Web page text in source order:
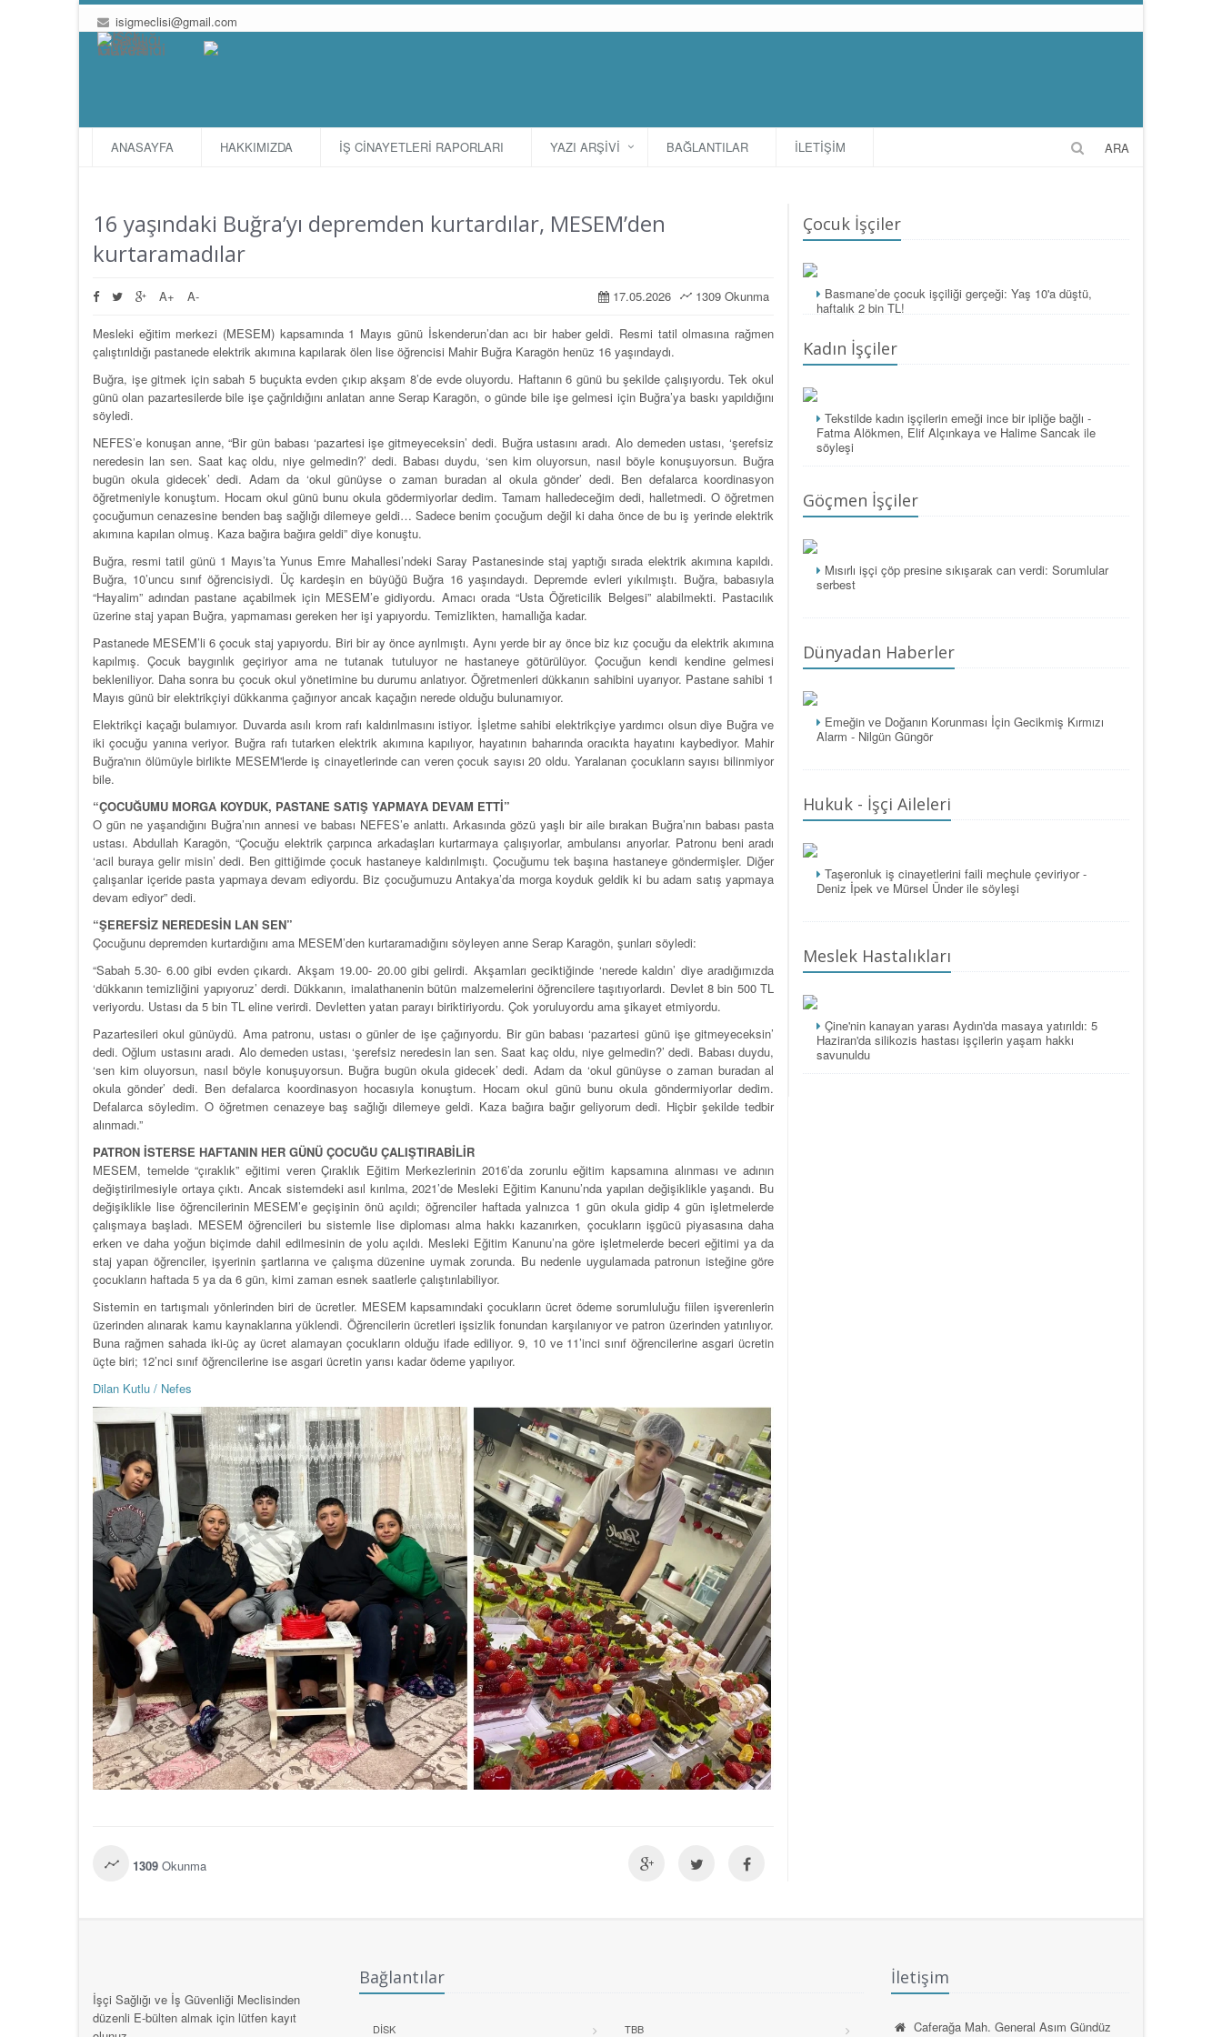
isigmeclisi@gmail.com
ANASAYFA HAKKIMIZDA İŞ CİNAYETLERİ RAPORLARI YAZI ARŞİVİ BAĞLANTILAR İLETİŞİM ARA
16 yaşındaki Buğra’yı depremden kurtardılar, MESEM’den
kurtaramadılar
1309 Okunma
17.05.2026
A+ A-
Mesleki eğitim merkezi (MESEM) kapsamında 1 Mayıs günü İskenderun’dan acı bir haber geldi. Resmi tatil olmasına rağmen
çalıştırıldığı pastanede elektrik akımına kapılarak ölen lise öğrencisi Mahir Buğra Karagön henüz 16 yaşındaydı.
Buğra, işe gitmek için sabah 5 buçukta evden çıkıp akşam 8’de evde oluyordu. Haftanın 6 günü bu şekilde çalışıyordu. Tek okul
günü olan pazartesilerde bile işe çağrıldığını anlatan anne Serap Karagön, o günde bile işe gelmesi için Buğra’ya baskı yapıldığını
söyledi.
NEFES’e konuşan anne, “Bir gün babası ‘pazartesi işe gitmeyeceksin’ dedi. Buğra ustasını aradı. Alo demeden ustası, ‘şerefsiz
neredesin lan sen. Saat kaç oldu, niye gelmedin?’ dedi. Babası duydu, ‘sen kim oluyorsun, nasıl böyle konuşuyorsun. Buğra
bugün okula gidecek’ dedi. Adam da ‘okul günüyse o zaman buradan al okula gönder’ dedi. Ben defalarca koordinasyon
öğretmeniyle konuştum. Hocam okul günü bunu okula gödermiyorlar dedim. Tamam halledeceğim dedi, halletmedi. O öğretmen
çocuğumun cenazesine benden baş sağlığı dilemeye geldi… Sadece benim çocuğum değil ki daha önce de bu iş yerinde elektrik
akımına kapılan olmuş. Kaza bağıra bağıra geldi” diye konuştu.
Buğra, resmi tatil günü 1 Mayıs’ta Yunus Emre Mahallesi’ndeki Saray Pastanesinde staj yaptığı sırada elektrik akımına kapıldı.
Buğra, 10’uncu sınıf öğrencisiydi. Üç kardeşin en büyüğü Buğra 16 yaşındaydı. Depremde evleri yıkılmıştı. Buğra, babasıyla
“Hayalim” adından pastane açabilmek için MESEM’e gidiyordu. Amacı orada “Usta Öğreticilik Belgesi” alabilmekti. Pastacılık
üzerine staj yapan Buğra, yapmaması gereken her işi yapıyordu. Temizlikten, hamallığa kadar.
Pastanede MESEM’li 6 çocuk staj yapıyordu. Biri bir ay önce ayrılmıştı. Aynı yerde bir ay önce biz kız çocuğu da elektrik akımına
kapılmış. Çocuk baygınlık geçiriyor ama ne tutanak tutuluyor ne hastaneye götürülüyor. Çocuğun kendi kendine gelmesi
bekleniliyor. Daha sonra bu çocuk okul yönetimine bu durumu anlatıyor. Öğretmenleri dükkanın sahibini uyarıyor. Pastane sahibi 1
Mayıs günü bir elektrikçiyi dükkanma çağırıyor ancak kaçağın nerede olduğu bulunamıyor.
Elektrikçi kaçağı bulamıyor. Duvarda asılı krom rafı kaldırılmasını istiyor. İşletme sahibi elektrikçiye yardımcı olsun diye Buğra ve
iki çocuğu yanına veriyor. Buğra rafı tutarken elektrik akımına kapılıyor, hayatının baharında oracıkta hayatını kaybediyor. Mahir
Buğra'nın ölümüyle birlikte MESEM'lerde iş cinayetlerinde can veren çocuk sayısı 20 oldu. Yaralanan çocukların sayısı bilinmiyor
bile.
“ÇOCUĞUMU MORGA KOYDUK, PASTANE SATIŞ YAPMAYA DEVAM ETTİ”
O gün ne yaşandığını Buğra’nın annesi ve babası NEFES’e anlattı. Arkasında gözü yaşlı bir aile bırakan Buğra’nın babası pasta
ustası. Abdullah Karagön, “Çocuğu elektrik çarpınca arkadaşları kurtarmaya çalışıyorlar, ambulansı arıyorlar. Patronu beni aradı
‘acil buraya gelir misin’ dedi. Ben gittiğimde çocuk hastaneye kaldırılmıştı. Çocuğumu tek başına hastaneye göndermişler. Diğer
çalışanlar içeride pasta yapmaya devam ediyordu. Biz çocuğumuzu Antakya’da morga koyduk geldik ki bu adam satış yapmaya
devam ediyor” dedi.
“ŞEREFSİZ NEREDESİN LAN SEN”
Çocuğunu depremden kurtardığını ama MESEM’den kurtaramadığını söyleyen anne Serap Karagön, şunları söyledi:
“Sabah 5.30- 6.00 gibi evden çıkardı. Akşam 19.00- 20.00 gibi gelirdi. Akşamları geciktiğinde ‘nerede kaldın’ diye aradığımızda
‘dükkanın temizliğini yapıyoruz’ derdi. Dükkanın, imalathanenin bütün malzemelerini öğrencilere taşıtıyorlardı. Devlet 8 bin 500 TL
veriyordu. Ustası da 5 bin TL eline verirdi. Devletten yatan parayı biriktiriyordu. Çok yoruluyordu ama şikayet etmiyordu.
Pazartesileri okul günüydü. Ama patronu, ustası o günler de işe çağırıyordu. Bir gün babası ‘pazartesi günü işe gitmeyeceksin’
dedi. Oğlum ustasını aradı. Alo demeden ustası, ‘şerefsiz neredesin lan sen. Saat kaç oldu, niye gelmedin?’ dedi. Babası duydu,
‘sen kim oluyorsun, nasıl böyle konuşuyorsun. Buğra bugün okula gidecek’ dedi. Adam da ‘okul günüyse o zaman buradan al
okula gönder’ dedi. Ben defalarca koordinasyon hocasıyla konuştum. Hocam okul günü bunu okula göndermiyorlar dedim.
Defalarca söyledim. O öğretmen cenazeye baş sağlığı dilemeye geldi. Kaza bağıra bağır geliyorum dedi. Hiçbir şekilde tedbir
alınmadı.”
PATRON İSTERSE HAFTANIN HER GÜNÜ ÇOCUĞU ÇALIŞTIRABİLİR
MESEM, temelde “çıraklık” eğitimi veren Çıraklık Eğitim Merkezlerinin 2016’da zorunlu eğitim kapsamına alınması ve adının
değiştirilmesiyle ortaya çıktı. Ancak sistemdeki asıl kırılma, 2021’de Mesleki Eğitim Kanunu’nda yapılan değişiklikle yaşandı. Bu
değişiklikle lise öğrencilerinin MESEM’e geçişinin önü açıldı; öğrenciler haftada yalnızca 1 gün okula gidip 4 gün işletmelerde
çalışmaya başladı. MESEM öğrencileri bu sistemle lise diploması alma hakkı kazanırken, çocukların işgücü piyasasına daha
erken ve daha yoğun biçimde dahil edilmesinin de yolu açıldı. Mesleki Eğitim Kanunu’na göre işletmelerde beceri eğitimi ya da
staj yapan öğrenciler, işyerinin şartlarına ve çalışma düzenine uymak zorunda. Bu nedenle uygulamada patronun isteğine göre
çocukların haftada 5 ya da 6 gün, kimi zaman esnek saatlerle çalıştırılabiliyor.
Sistemin en tartışmalı yönlerinden biri de ücretler. MESEM kapsamındaki çocukların ücret ödeme sorumluluğu fiilen işverenlerin
üzerinden alınarak kamu kaynaklarına yüklendi. Öğrencilerin ücretleri işsizlik fonundan karşılanıyor ve patron üzerinden yatırılıyor.
Buna rağmen sahada iki-üç ay ücret alamayan çocukların olduğu ifade ediliyor. 9, 10 ve 11’inci sınıf öğrencilerine asgari ücretin
üçte biri; 12’nci sınıf öğrencilerine ise asgari ücretin yarısı kadar ödeme yapılıyor.
Dilan Kutlu / Nefes
1309 Okunma
Çocuk İşçiler
Basmane’de çocuk işçiliği gerçeği: Yaş 10'a düştü,
haftalık 2 bin TL!
Kadın İşçiler
Tekstilde kadın işçilerin emeği ince bir ipliğe bağlı -
Fatma Alökmen, Elif Alçınkaya ve Halime Sancak ile
söyleşi
Göçmen İşçiler
Mısırlı işçi çöp presine sıkışarak can verdi: Sorumlular
serbest
Dünyadan Haberler
Emeğin ve Doğanın Korunması İçin Gecikmiş Kırmızı
Alarm - Nilgün Güngör
Hukuk - İşçi Aileleri
Taşeronluk iş cinayetlerini faili meçhule çeviriyor -
Deniz İpek ve Mürsel Ünder ile söyleşi
Meslek Hastalıkları
Çine'nin kanayan yarası Aydın'da masaya yatırıldı: 5
Haziran'da silikozis hastası işçilerin yaşam hakkı
savunuldu
İşçi Sağlığı ve İş Güvenliği Meclisinden
düzenli E-bülten almak için lütfen kayıt
Bağlantılar
DİSK TBB
İletişim
Caferağa Mah. General Asım Gündüz